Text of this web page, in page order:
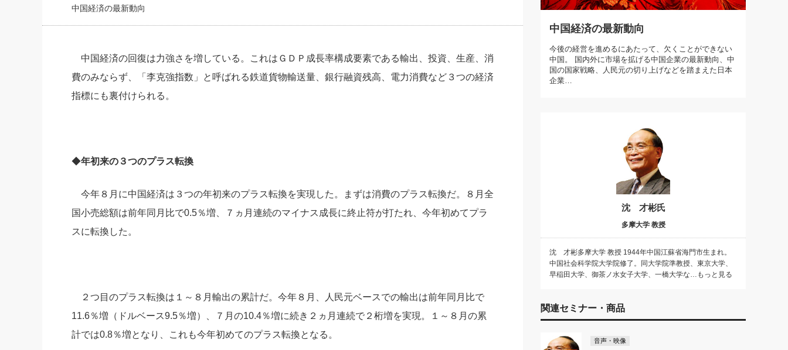
日号）
社長のための“儲かる通販”戦略視点(151)
継続経営 百話百行(85) 次もあなたにお願いしたいと思われる「一流の仕事術」(28)
社長の右腕をつくる 人と組織を動かす(200)
酒井英之の社長のビジョン実現道場(10)
銀行交渉はこうしなさい！(12)
社長のための“全員営業”(30)
行動科学マネジメント(5)
眼と耳で楽しむ読書術(162)
社長の「氣」(30)
米国スポーツ・ビジネスに学ぶ心理学(98)
高橋一喜の『これぞ！"本物の温泉"』(157)
(7)
中国経済の最新動向
中国経済の回復は力強さを増している。これはＧＤＰ成長率構成要素である輸出、投資、生産、消
費のみならず、「李克強指数」と呼ばれる鉄道貨物輸送量、銀行融資残高、電力消費など３つの経済
指標にも裏付けられる。
◆年初来の３つのプラス転換
今年８月に中国経済は３つの年初来のプラス転換を実現した。まずは消費のプラス転換だ。８月全
国小売総額は前年同月比で0.5％増、７ヵ月連続のマイナス成長に終止符が打たれ、今年初めてプラ
スに転換した。
２つ目のプラス転換は１～８月輸出の累計だ。今年８月、人民元ベースでの輸出は前年同月比で
11.6％増（ドルベース9.5％増）、７月の10.4％増に続き２ヵ月連続で２桁増を実現。１～８月の累
計では0.8％増となり、これも今年初めてのプラス転換となる。
中国経済の最新動向
今後の経営を進めるにあたって、欠くことができない
中国。 国内外に市場を拡げる中国企業の最新動向、中
国の国家戦略、人民元の切り上げなどを踏まえた日本
企業…
沈 才彬氏
多摩大学 教授
沈 才彬多摩大学 教授 1944年中国江蘇省海門市生まれ。
中国社会科学院大学院修了。同大学院準教授、東京大学、
早稲田大学、御茶ノ水女子大学、一橋大学な…もっと見る
関連セミナー・商品
音声・映像